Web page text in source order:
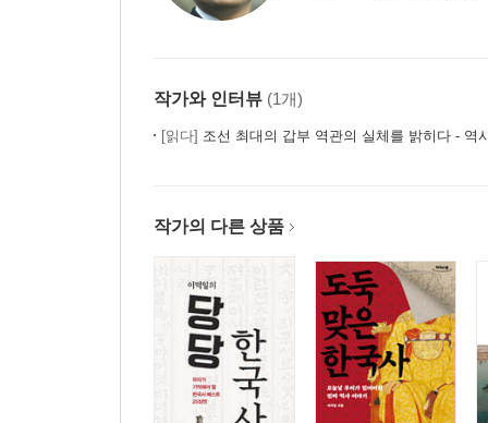
작가와 인터뷰 (1개)
[읽다] 조선 최대의 갑부 역관의 실체를 밝히다 - 역
작가의 다른 상품